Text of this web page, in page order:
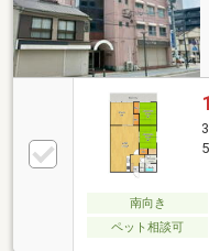
南向き
ペット相談可